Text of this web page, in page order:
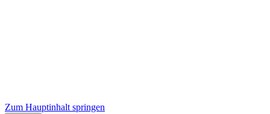
Zum Hauptinhalt springen